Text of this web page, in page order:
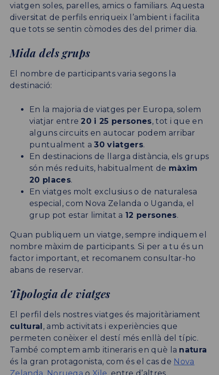
viatgen soles, parelles, amics o familiars. Aquesta
diversitat de perfils enriqueix l’ambient i facilita
que tots se sentin còmodes des del primer dia.
Mida dels grups
El nombre de participants varia segons la
destinació:
En la majoria de viatges per Europa, solem
viatjar entre 20 i 25 persones, tot i que en
alguns circuits en autocar podem arribar
puntualment a30 viatgers.
En destinacions de llarga distància, els grups
són més reduïts, habitualment de màxim
20 places.
En viatges molt exclusius o de naturalesa
especial, com Nova Zelanda o Uganda, el
grup pot estar limitat a 12 persones.
Quan publiquem un viatge, sempre indiquem el
nombre màxim de participants. Si per a tu és un
factor important, et recomanem consultar-ho
abans de reservar.
Tipologia de viatges
El perfil dels nostres viatges és majoritàriament
cultural, amb activitats i experiències que
permeten conèixer el destí més enllà del típic.
També comptem amb itineraris en què la natura
és la gran protagonista, com és el cas de Nova